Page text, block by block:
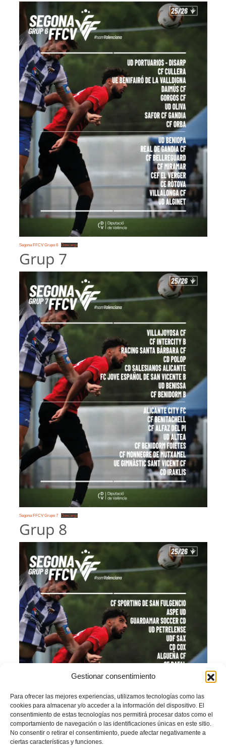
Gestionar consentimiento
Para ofrecer las mejores experiencias, utilizamos tecnologías como las
cookies para almacenar y/o acceder a la información del dispositivo. El
consentimiento de estas tecnologías nos permitirá procesar datos como el
comportamiento de navegación o las identificaciones únicas en este sitio.
No consentir o retirar el consentimiento, puede afectar negativamente a
ciertas características y funciones.
Segona FFCV Grupo 6 Descarga
Grup 7
Segona FFCV Grupo 7 Descarga
Grup 8